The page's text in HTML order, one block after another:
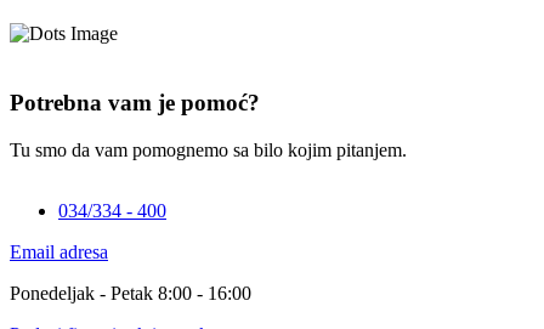
Potrebna vam je pomoć?
Tu smo da vam pomognemo sa bilo kojim pitanjem.
034/334 - 400
Email adresa
Ponedeljak - Petak 8:00 - 16:00